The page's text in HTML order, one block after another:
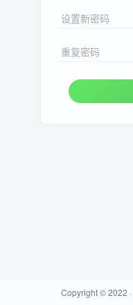
设置新密码
重复密码
Copyright © 2022 ·